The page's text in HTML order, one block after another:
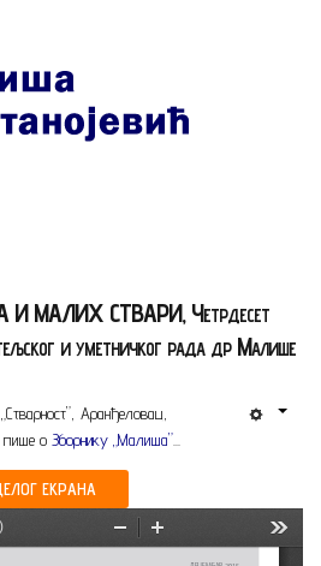
МАЛИХ СТВАРИ, Четрдесет
и уметничког рада др Малише
Аранђеловац,
пише о Зборнику „Малиша”
ЕКРАНА